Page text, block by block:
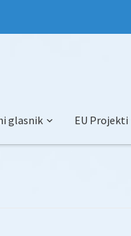
glasnik EU Projekti